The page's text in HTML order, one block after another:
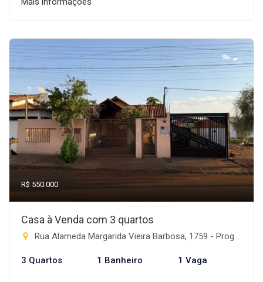
R$ 550.000
Casa à Venda com 3 quartos
Rua Alameda Margarida Vieira Barbosa, 1759 - Progresso, Rio Brilhante-MS
3 Quartos 1 Banheiro 1 Vaga